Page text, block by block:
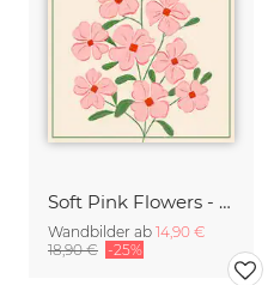
Soft Pink Flowers - Botany no4
Wandbilder ab 14,90 €
18,90 € -25%